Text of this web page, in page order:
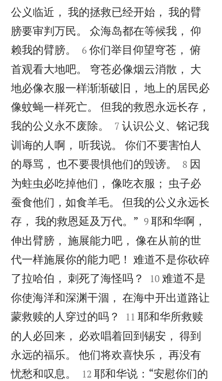
公义临近， 我的拯救已经开始， 我的臂
膀要审判万民。 众海岛都在等候我， 仰
赖我的臂膀。


6 你们举目仰望穹苍， 俯
首观看大地吧。 穹苍必像烟云消散， 大
地必像衣服一样渐渐破旧， 地上的居民必
像蚊蝇一样死亡。 但我的救恩永远长存，
我的公义永不废除。


7 认识公义、铭记我
训诲的人啊， 听我说。 你们不要害怕人
的辱骂， 也不要畏惧他们的毁谤。


8 因
为蛀虫必吃掉他们， 像吃衣服； 虫子必
蚕食他们，如食羊毛。 但我的公义永远长
存， 我的救恩延及万代。” 

9 耶和华啊，
伸出臂膀， 施展能力吧， 像在从前的世
代一样施展你的能力吧！ 难道不是你砍碎
了拉哈伯， 刺死了海怪吗？


10 难道不是
你使海洋和深渊干涸， 在海中开出道路让
蒙救赎的人穿过的吗？


11 耶和华所救赎
的人必回来， 必欢唱着回到锡安， 得到
永远的福乐。 他们将欢喜快乐， 再没有
忧愁和叹息。


12 耶和华说：“安慰你们的